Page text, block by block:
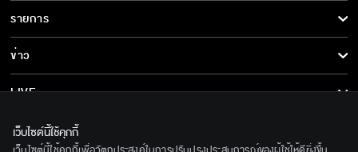
มาถึงห้องผู้หญิงแล้วรีบกลับ เขาเรียกว่าหมา
ละคร/ซีรีส์
ซีรีส์นานาชาติ
การ์ตูน & เกม
รายการ
รายการทั้งหมด
ข่าว
ข่าวทั้งหมด
ข่าวประชาสัมพันธ์
LIVE
เกี่ยวกับเรา
เว็บไซต์นี้ใช้คุกกี้